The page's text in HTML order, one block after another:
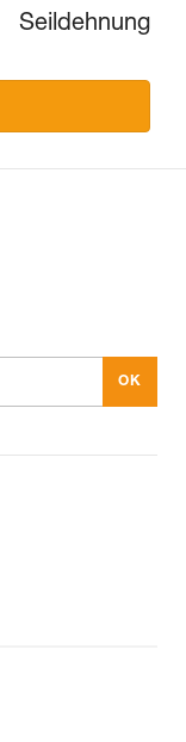
Seildehnung